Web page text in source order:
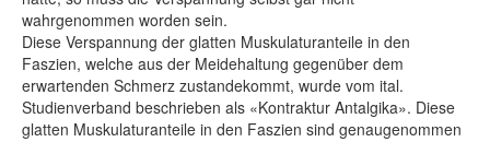
wahrgenommen worden sein.
Diese Verspannung der glatten Muskulaturanteile in den
Faszien, welche aus der Meidehaltung gegenüber dem
erwartenden Schmerz zustandekommt, wurde vom ital.
Studienverband beschrieben als «Kontraktur Antalgika». Diese
glatten Muskulaturanteile in den Faszien sind genaugenommen